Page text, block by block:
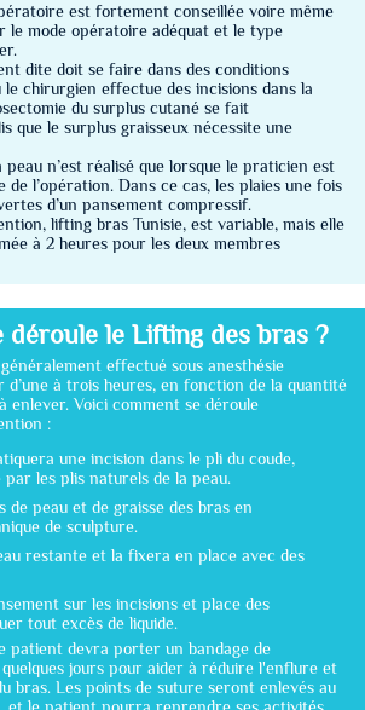
est fortement conseillée voire même
le mode opératoire adéquat et le type
dite doit se faire dans des conditions
le chirurgien effectue des incisions dans la
du surplus cutané se fait
que le surplus graisseux nécessite une
n’est réalisé que lorsque le praticien est
l’opération. Dans ce cas, les plaies une fois
d’un pansement compressif.
lifting bras Tunisie, est variable, mais elle
à 2 heures pour les deux membres
déroule le Lifting des bras ?
effectué sous anesthésie
à trois heures, en fonction de la quantité
enlever. Voici comment se déroule
:
une incision dans le pli du coude,
par les plis naturels de la peau.
de peau et de graisse des bras en
de sculpture.
restante et la fixera en place avec des
sur les incisions et place des
tout excès de liquide.
patient devra porter un bandage de
jours pour aider à réduire l'enflure et
bras. Les points de suture seront enlevés au